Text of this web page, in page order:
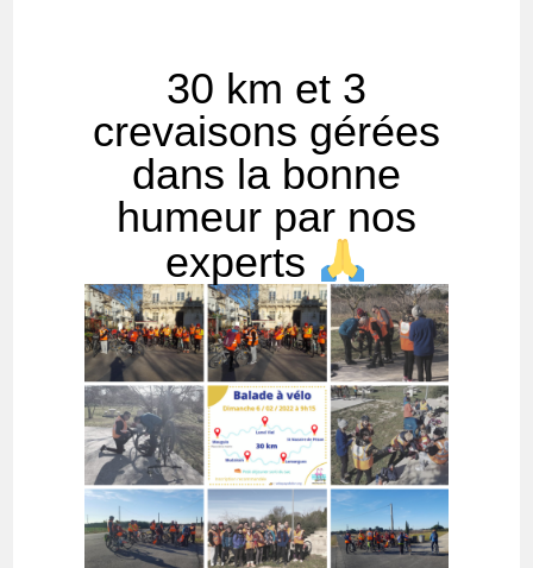
30 km et 3
crevaisons gérées
dans la bonne
humeur par nos
experts